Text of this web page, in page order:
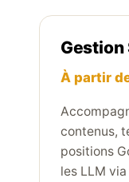
Gestion
À partir
contenus,
positions
les LLM